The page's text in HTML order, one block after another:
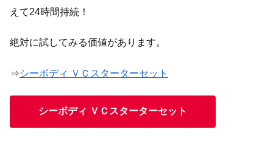
えて24時間持続！
絶対に試してみる価値があります。
⇒シーボディ ＶＣスターターセット
シーボディ ＶＣスターターセット